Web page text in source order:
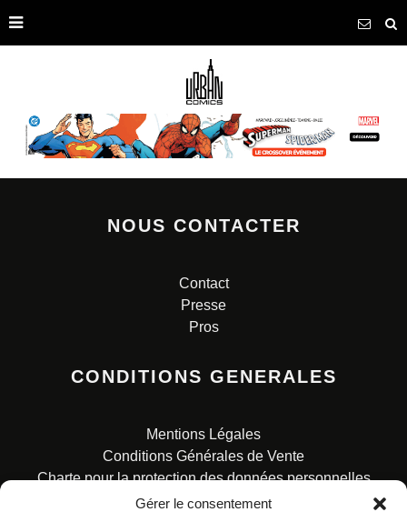
Gérer le consentement
NOUS CONTACTER
Contact
Presse
Pros
CONDITIONS GENERALES
Mentions Légales
Conditions Générales de Vente
Charte pour la protection des données personnelles